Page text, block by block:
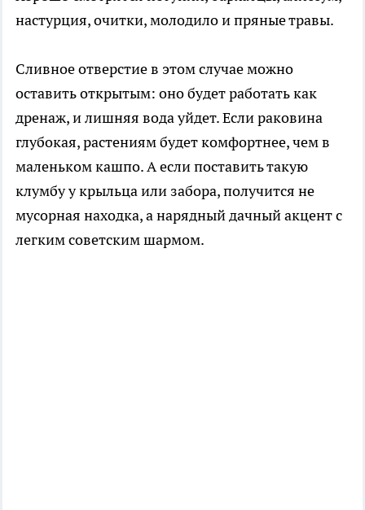
настурция, очитки, молодило и пряные травы.
Сливное отверстие в этом случае можно
оставить открытым: оно будет работать как
дренаж, и лишняя вода уйдет. Если раковина
глубокая, растениям будет комфортнее, чем в
маленьком кашпо. А если поставить такую
клумбу у крыльца или забора, получится не
мусорная находка, а нарядный дачный акцент с
легким советским шармом.